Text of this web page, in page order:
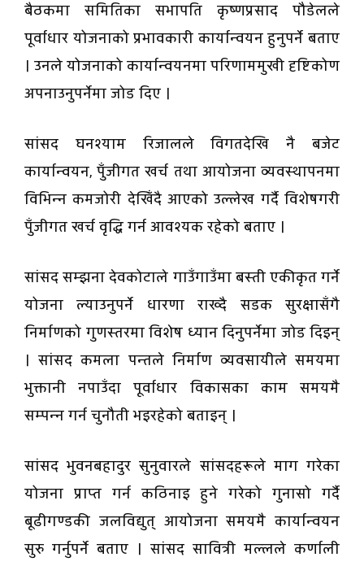
बैठकमा समितिका सभापति कृष्णप्रसाद पौडेलले
पूर्वाधार योजनाको प्रभावकारी कार्यान्वयन हुनुपर्ने बताए
। उनले योजनाको कार्यान्वयनमा परिणाममुखी दृष्टिकोण
अपनाउनुपर्नेमा जोड दिए ।
सांसद घनश्याम रिजालले विगतदेखि नै बजेट
कार्यान्वयन, पुँजीगत खर्च तथा आयोजना व्यवस्थापनमा
विभिन्न कमजोरी देखिँदै आएको उल्लेख गर्दै विशेषगरी
पुँजीगत खर्च वृद्धि गर्न आवश्यक रहेको बताए ।
सांसद सम्झना देवकोटाले गाउँगाउँमा बस्ती एकीकृत गर्ने
योजना ल्याउनुपर्ने धारणा राख्दै सडक सुरक्षासँगै
निर्माणको गुणस्तरमा विशेष ध्यान दिनुपर्नेमा जोड दिइन्
। सांसद कमला पन्तले निर्माण व्यवसायीले समयमा
भुक्तानी नपाउँदा पूर्वाधार विकासका काम समयमै
सम्पन्न गर्न चुनौती भइरहेको बताइन् ।
सांसद भुवनबहादुर सुनुवारले सांसदहरूले माग गरेका
योजना प्राप्त गर्न कठिनाइ हुने गरेको गुनासो गर्दै
बूढीगण्डकी जलविद्युत् आयोजना समयमै कार्यान्वयन
सुरु गर्नुपर्ने बताए । सांसद सावित्री मल्लले कर्णाली